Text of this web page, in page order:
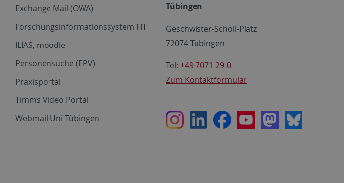
Exchange Mail (OWA)
Forschungsinformationssystem FIT
ILIAS, moodle
Personensuche (EPV)
Praxisportal
Timms Video Portal
Webmail Uni Tübingen
Tübingen
Geschwister-Scholl-Platz
72074 Tübingen
Tel: +49 7071 29-0
Zum Kontaktformular
InstagramLinkedInFacebookYoutubeMastodon
Bluesky